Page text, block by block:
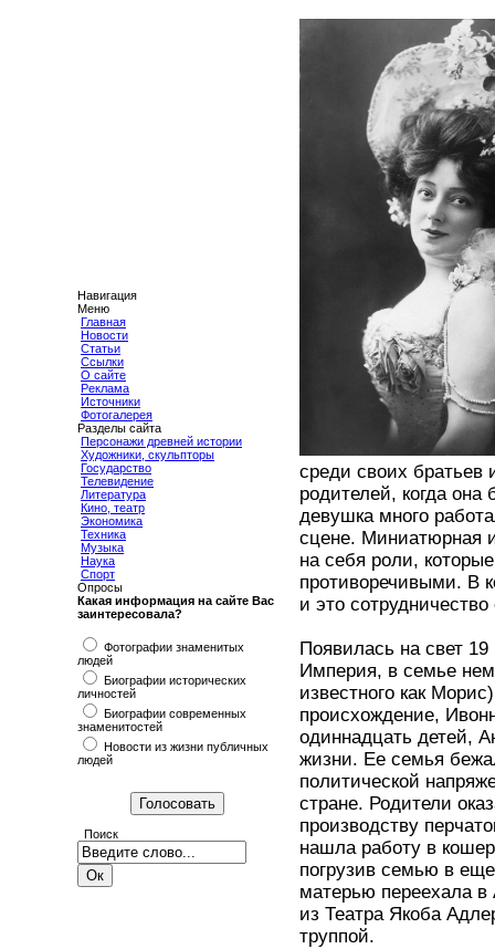
Навигация
Меню
Главная
Новости
Статьи
Ссылки
О сайте
Реклама
Источники
Фотогалерея
Разделы сайта
Персонажи древней истории
Художники, скульпторы
Государство
Телевидение
Литература
Кино, театр
Экономика
Техника
Музыка
Наука
Спорт
Опросы
Какая информация на сайте Вас
заинтересовала?
Фотографии знаменитых
людей
Биографии исторических
личностей
Биографии современных
знаменитостей
Новости из жизни публичных
людей
Поиск
среди своих братьев
родителей, когда
девушка много
сцене. Миниатюрная
на себя роли,
противоречивыми. В
и это
Появилась на свет
Империя, в семье
известного как
происхождение,
одиннадцать детей,
жизни. Ее семья
политической
стране. Родители
производству
нашла работу в
погрузив семью в
матерью переехала
из Театра Якоба
труппой.